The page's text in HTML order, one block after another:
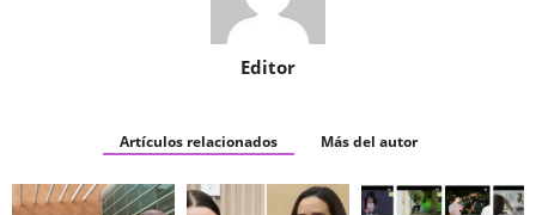
Editor
Artículos relacionados Más del autor